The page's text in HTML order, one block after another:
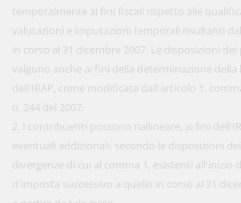
temporalmente ai fini fiscali rispetto alle
valutazioni e imputazioni temporali risultanti
in corso al 31 dicembre 2007. Le disposizioni
valgono anche ai fini della determinazione della
dell'IRAP, come modificata dall'articolo 1,
n. 244 del 2007.
2. I contribuenti possono riallineare, ai fini
eventuali addizionali, secondo le disposizioni
divergenze di cui al comma 1, esistenti all'inizio
d'imposta successivo a quello in corso al 31